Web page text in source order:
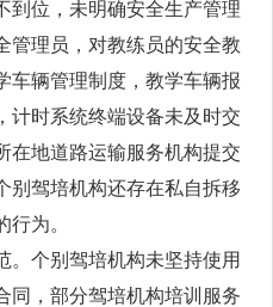
到位，未明确安全生产管理
管理员，对教练员的安全教
车辆管理制度，教学车辆报
计时系统终端设备未及时交
在地道路运输服务机构提交
别驾培机构还存在私自拆移
为。
。个别驾培机构未坚持使用
同，部分驾培机构培训服务